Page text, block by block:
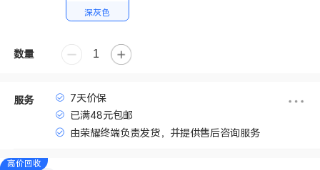
深灰色
数量
服务
7天价保
已满48元包邮
由荣耀终端负责发货，并提供售后咨询服务
高价回收